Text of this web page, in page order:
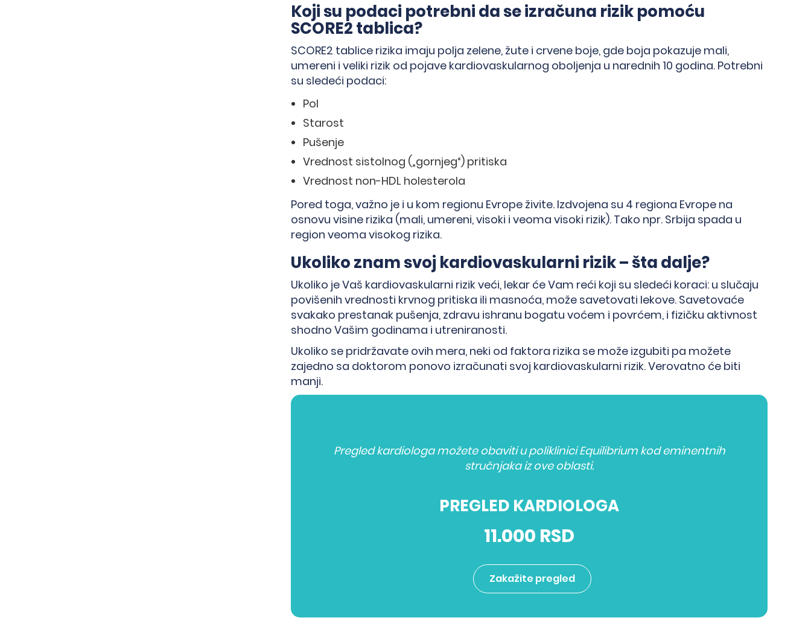
Koji su podaci potrebni da se izračuna rizik pomoću
SCORE2 tablica?
SCORE2 tablice rizika imaju polja zelene, žute i crvene boje, gde boja pokazuje mali,
umereni i veliki rizik od pojave kardiovaskularnog oboljenja u narednih 10 godina. Potrebni
su sledeći podaci:
Pol
Starost
Pušenje
Vrednost sistolnog („gornjeg“) pritiska
Vrednost non-HDL holesterola
Pored toga, važno je i u kom regionu Evrope živite. Izdvojena su 4 regiona Evrope na
osnovu visine rizika (mali, umereni, visoki i veoma visoki rizik). Tako npr. Srbija spada u
region veoma visokog rizika.
Ukoliko znam svoj kardiovaskularni rizik – šta dalje?
Ukoliko je Vaš kardiovaskularni rizik veći, lekar će Vam reći koji su sledeći koraci: u slučaju
povišenih vrednosti krvnog pritiska ili masnoća, može savetovati lekove. Savetovaće
svakako prestanak pušenja, zdravu ishranu bogatu voćem i povrćem, i fizičku aktivnost
shodno Vašim godinama i utreniranosti.
Ukoliko se pridržavate ovih mera, neki od faktora rizika se može izgubiti pa možete
zajedno sa doktorom ponovo izračunati svoj kardiovaskularni rizik. Verovatno će biti
manji.
Pregled kardiologa možete obaviti u poliklinici Equilibrium kod eminentnih
stručnjaka iz ove oblasti.
PREGLED KARDIOLOGA
11.000 RSD
Zakažite pregled
→